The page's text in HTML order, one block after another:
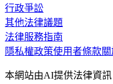
行政爭訟
其他法律議題
法律服務指南
隱私權政策使用者條款
本網站由AI提供法律資